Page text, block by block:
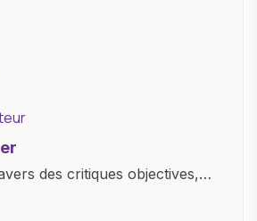
des critiques objectives,
ou des analyses